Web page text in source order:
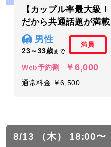
【カップル率最大級
だから共通話題が満載
男性
23～33歳まで
満員
Web予約割 ￥6,000
通常料金 ￥6,500
8/13 （木） 18:00〜